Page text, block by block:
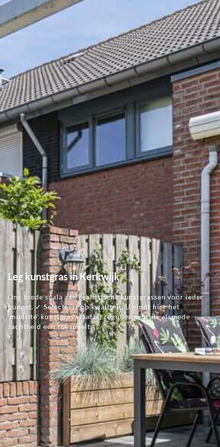
Leg kunstgras in Kerkwijk
Ons brede scala aan realistische kunstgrassen voor ieder
budget. ✓ Selecteert op kwaliteit. U vindt hier het
'mooiste' kunstgras waarbij regulier gebruik alsmede
zachtheid een rol speelt.